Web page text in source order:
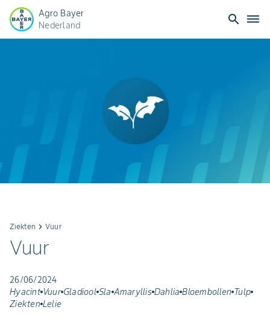
Agro Bayer
Nederland
search dehaze
Ziekten keyboard_arrow_rightVuur
Vuur
26/06/2024
Hyacint Vuur Gladiool Sla Amaryllis Dahlia Bloembollen Tulp
Ziekten Lelie